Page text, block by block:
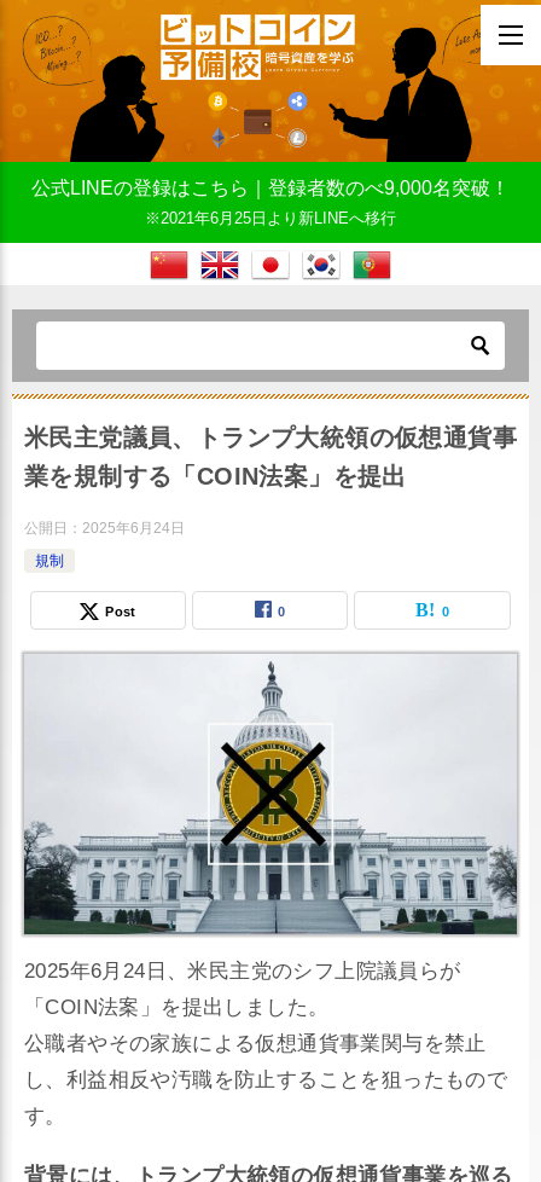
公式LINEの登録はこちら｜登録者数のべ9,000名突破！
※2021年6月25日より新LINEへ移行
米民主党議員、トランプ大統領の仮想通貨事
業を規制する「COIN法案」を提出
公開日： 2025年6月24日
規制
Post 0 0
2025年6月24日、米民主党のシフ上院議員らが
「COIN法案」を提出しました。
公職者やその家族による仮想通貨事業関与を禁止
し、利益相反や汚職を防止することを狙ったもので
す。
背景には、トランプ大統領の仮想通貨事業を巡る